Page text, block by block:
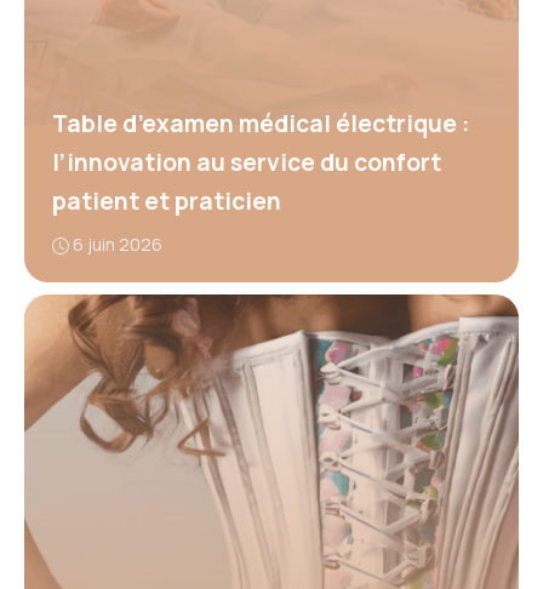
Table d’examen médical électrique :
l’innovation au service du confort
patient et praticien
6 juin 2026